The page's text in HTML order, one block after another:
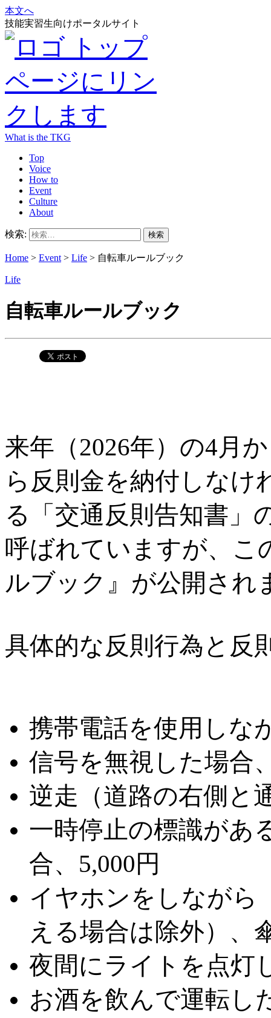
本文へ
技能実習生向けポータルサイト
What is the TKG
Top
Voice
How to
Event
Culture
About
検索:
Home > Event > Life > 自転車ルールブック
Life
自転車ルールブック
来年（2026年）の4月
ら反則金を納付しな
る「交通反則告知書」
呼ばれていますが、こ
ルブック』が公開され
具体的な反則行為と反
携帯電話を使用しな
信号を無視した場合
逆走（道路の右側と
一時停止の標識があ
合、5,000円
イヤホンをしながら
える場合は除外）、
夜間にライトを点灯
お酒を飲んで運転し